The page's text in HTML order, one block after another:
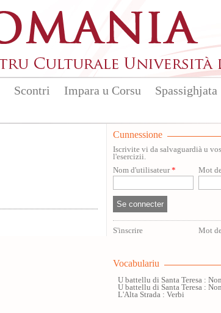
Scontri Impara u Corsu Spassighjata
Cunnessione
Iscrivite vi da salvaguardià u
l'esercizii.
Nom d'utilisateur* Mot
S'inscrire Mot
Vocabulariu
U battellu di Santa Teresa :
U battellu di Santa Teresa :
L'Alta Strada : Verbi